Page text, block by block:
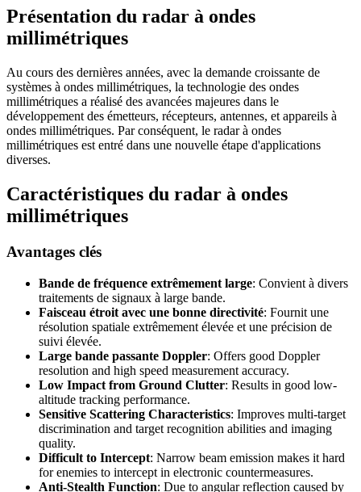
Présentation du radar à ondes
millimétriques
Au cours des dernières années, avec la demande croissante de
systèmes à ondes millimétriques, la technologie des ondes
millimétriques a réalisé des avancées majeures dans le
développement des émetteurs, récepteurs, antennes, et appareils à
ondes millimétriques. Par conséquent, le radar à ondes
millimétriques est entré dans une nouvelle étape d'applications
diverses.
Caractéristiques du radar à ondes
millimétriques
Avantages clés
Bande de fréquence extrêmement large: Convient à divers
traitements de signaux à large bande.
Faisceau étroit avec une bonne directivité: Fournit une
résolution spatiale extrêmement élevée et une précision de
suivi élevée.
Large bande passante Doppler: Offers good Doppler
resolution and high speed measurement accuracy.
Low Impact from Ground Clutter: Results in good low-
altitude tracking performance.
Sensitive Scattering Characteristics: Improves multi-target
discrimination and target recognition abilities and imaging
quality.
Difficult to Intercept: Narrow beam emission makes it hard
for enemies to intercept in electronic countermeasures.
Anti-Stealth Function: Due to angular reflection caused by